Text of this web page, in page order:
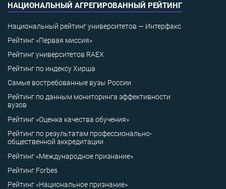
НАЦИОНАЛЬНЫЙ АГРЕГИРОВАННЫЙ РЕЙТИНГ
Национальный рейтинг университетов — Интерфакс
Рейтинг «Первая миссия»
Рейтинг университетов RAEX
Рейтинг по индексу Хирша
Самые востребованные вузы России
Рейтинг по данным мониторинга эффективности
вузов
Рейтинг «Оценка качества обучения»
Рейтинг по результатам профессионально-
общественной аккредитации
Рейтинг «Международное признание»
Рейтинг Forbes
Рейтинг «Национальное признание»